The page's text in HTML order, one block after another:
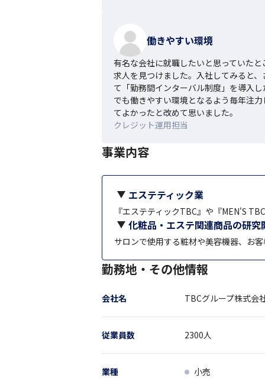
働きやすい環境
有名な会社に就職したいと思っていた
求人を見つけました。入社してみると
て「勤務間インターバル制度」を導入
でも働きやすい環境となるよう毎年注
てよかったと改めて思いました。
クレジット運用担当
事業内容
エステティック業
『エステティックTBC』や『MEN'S
化粧品・エステ関連商品の研究
サロンで使用する粧材や美容機器、お
勤務地・その他情報
会社名 TBCグループ株式会
従業員数 2300人
業種 小売